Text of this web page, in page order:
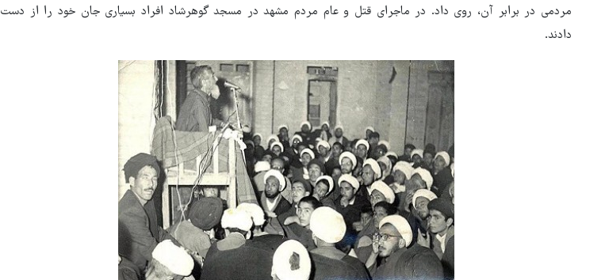
مردمی در برابر آن، روی داد. در ماجرای قتل و عام مردم مشهد در مسجد گوهرشاد افراد بسیاری جان خود را از دست
دادند.
هماهنگی محور مقاومت، آمریکا را
در منطقه درمانده کرد
ترامپ نماد فساد، اقتدارگرایی و
جنگ‌طلبی است!